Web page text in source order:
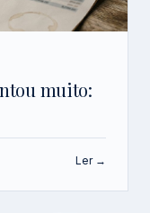
muito:
Ler →